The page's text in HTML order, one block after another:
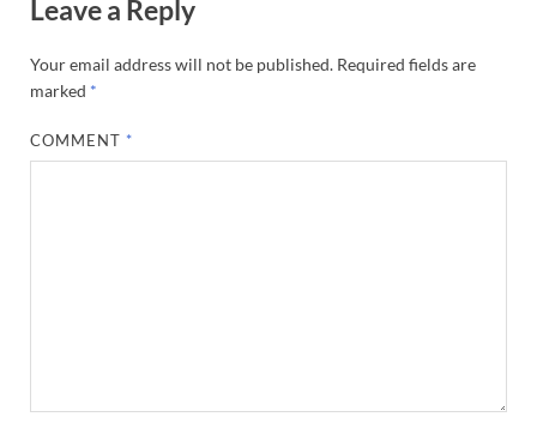
Leave a Reply
Your email address will not be published. Required fields are
marked *
COMMENT *